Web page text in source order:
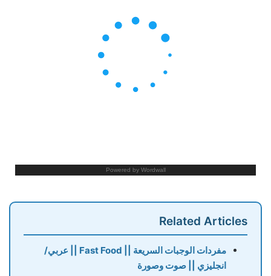
Related Articles
مفردات الوجبات السريعة || Fast Food || عربي/
انجليزي || صوت وصورة